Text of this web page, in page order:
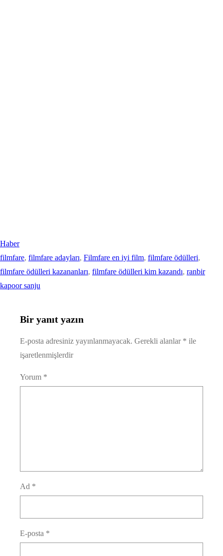
Haber
filmfare, filmfare adayları, Filmfare en iyi film, filmfare ödülleri
filmfare ödülleri kazananları, filmfare ödülleri kim kazandı, ranbir
kapoor sanju
Bir yanıt yazın
E-posta adresiniz yayınlanmayacak. Gerekli alanlar * ile
işaretlenmişlerdir
Yorum *
Ad *
E-posta *